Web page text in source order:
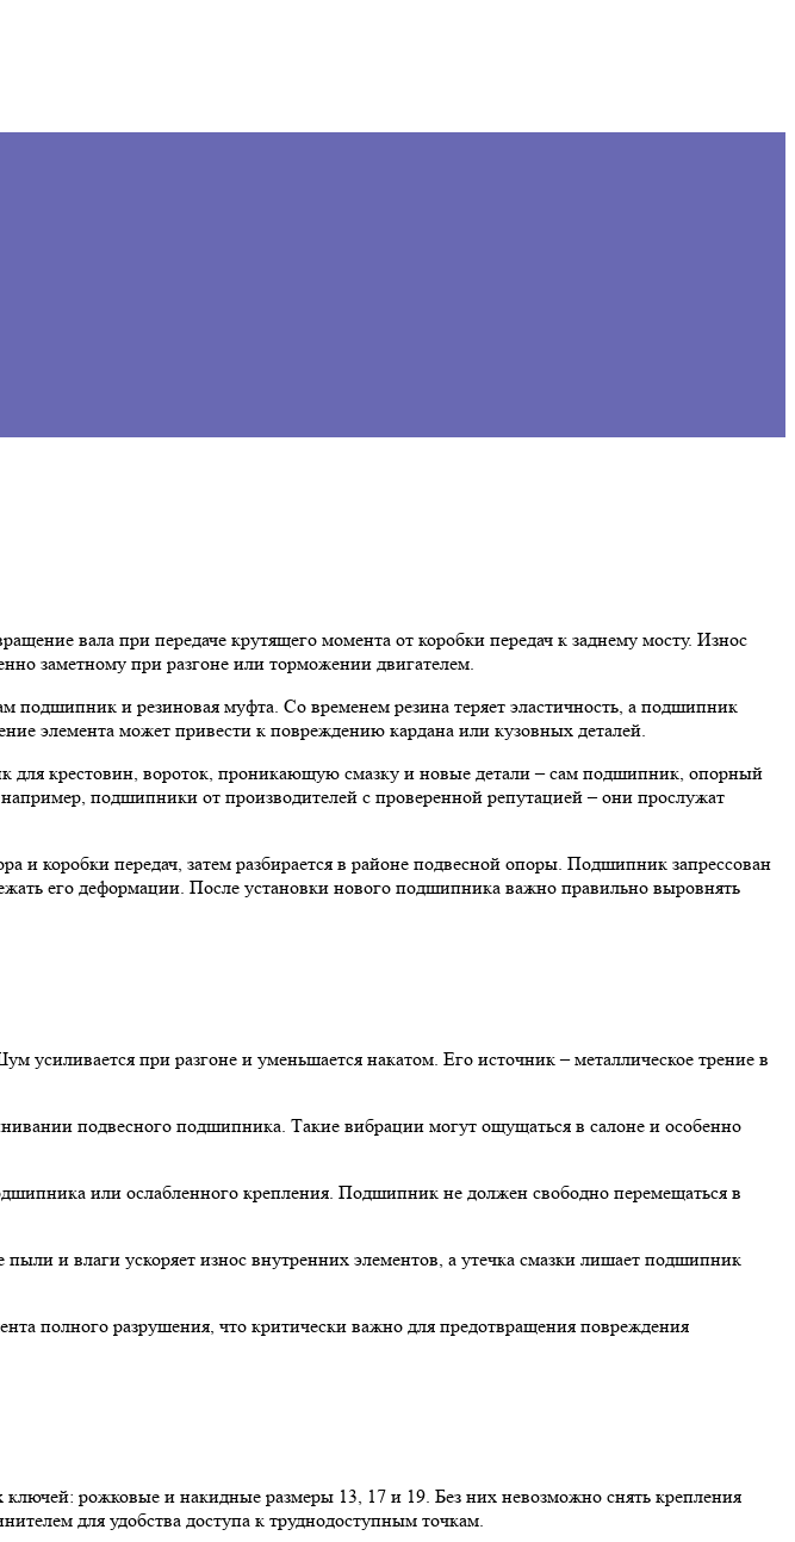
вала при передаче крутящего момента от коробки передач к заднему мосту. Износ
заметному при разгоне или торможении двигателем.
подшипник и резиновая муфта. Со временем резина теряет эластичность, а подшипник
элемента может привести к повреждению кардана или кузовных деталей.
для крестовин, вороток, проникающую смазку и новые детали – сам подшипник, опорный
подшипники от производителей с проверенной репутацией – они прослужат
и коробки передач, затем разбирается в районе подвесной опоры. Подшипник запрессован
его деформации. После установки нового подшипника важно правильно выровнять
при разгоне и уменьшается накатом. Его источник – металлическое трение в
подвесного подшипника. Такие вибрации могут ощущаться в салоне и особенно
или ослабленного крепления. Подшипник не должен свободно перемещаться в
и влаги ускоряет износ внутренних элементов, а утечка смазки лишает подшипник
полного разрушения, что критически важно для предотвращения повреждения
рожковые и накидные размеры 13, 17 и 19. Без них невозможно снять крепления
для удобства доступа к труднодоступным точкам.